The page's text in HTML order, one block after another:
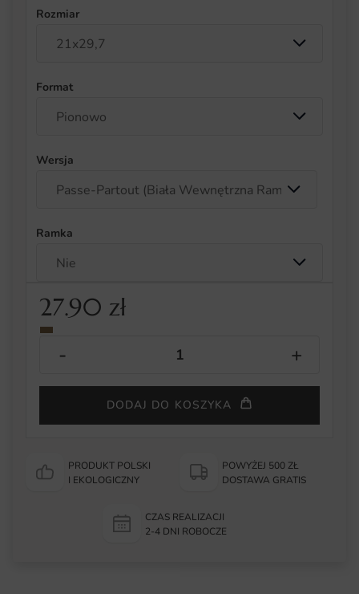
Rozmiar
Format
Wersja
Ramka
27.90 zł
DODAJ DO KOSZYKA
PRODUKT POLSKI
I EKOLOGICZNY
POWYŻEJ 500 ZŁ
DOSTAWA GRATIS
CZAS REALIZACJI
2-4 DNI ROBOCZE